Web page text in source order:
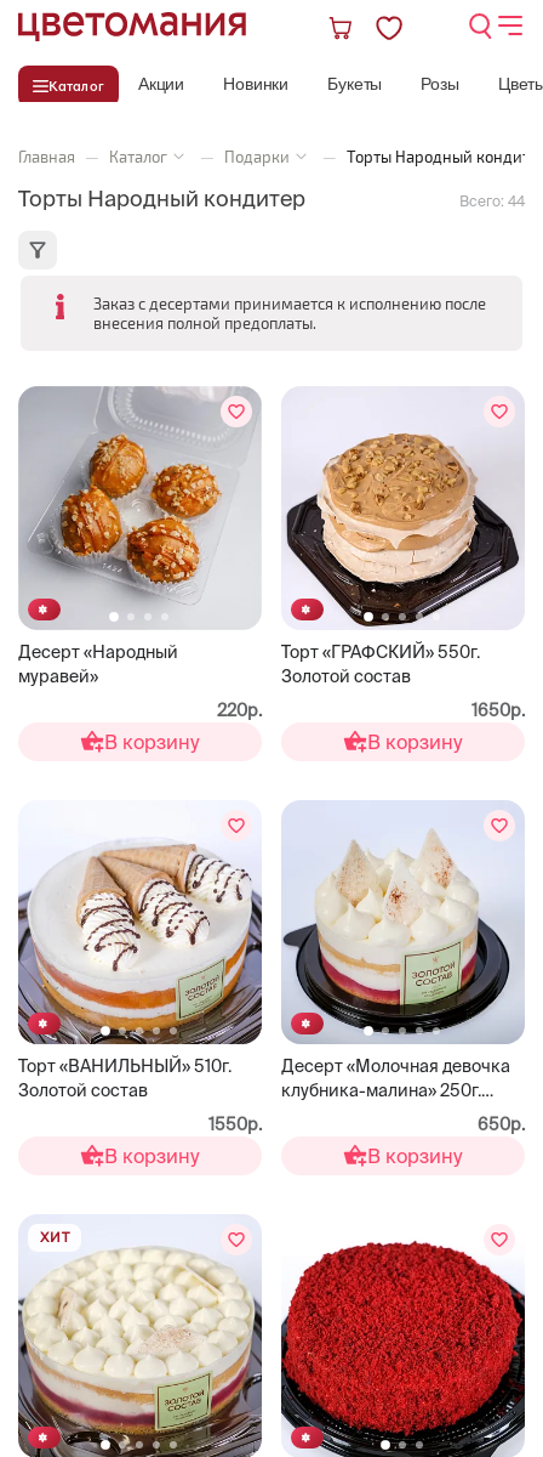
Каталог Акции Новинки Букеты Розы
Главная — Каталог — Подарки — Торты Народный
Торты Народный кондитер Всего: 44
Заказ с десертами принимается к исполнению после
внесения полной предоплаты.
Десерт «Народный
муравей»
220р.
В корзину
Торт «ГРАФСКИЙ» 550г.
Золотой состав
1650р.
В корзину
Торт «ВАНИЛЬНЫЙ» 510г.
Золотой состав
1550р.
В корзину
Десерт «Молочная девочка
клубника-малина» 250г.
650р.
В корзину
ХИТ